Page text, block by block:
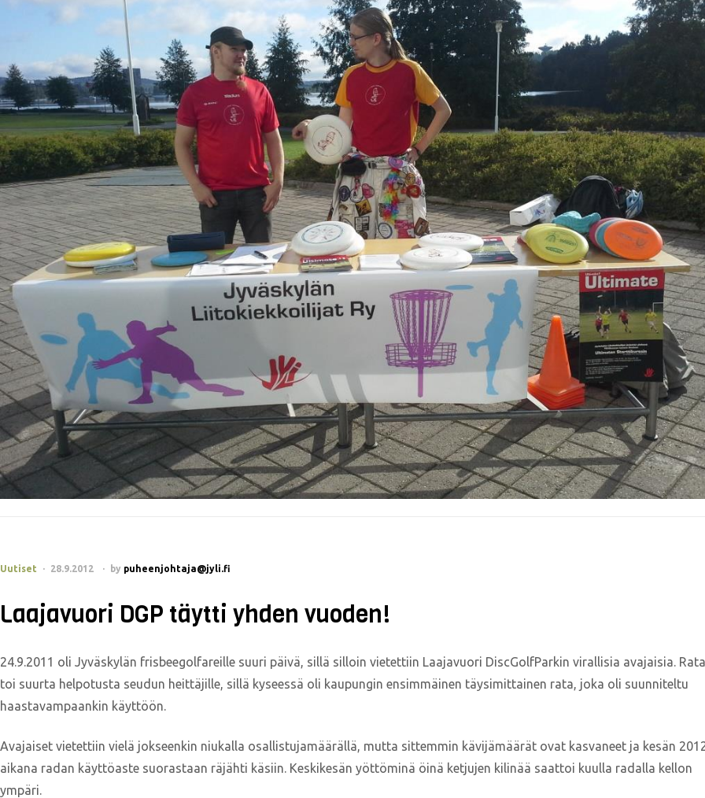
Uutiset 28.9.2012 by puheenjohtaja@jyli.fi
Laajavuori DGP täytti yhden vuoden!
24.9.2011 oli Jyväskylän frisbeegolfareille suuri päivä, sillä silloin vietettiin Laajavuori DiscGolfParkin virallisia avajaisia. Rata
toi suurta helpotusta seudun heittäjille, sillä kyseessä oli kaupungin ensimmäinen täysimittainen rata, joka oli suunniteltu
haastavampaankin käyttöön.
Avajaiset vietettiin vielä jokseenkin niukalla osallistujamäärällä, mutta sittemmin kävijämäärät ovat kasvaneet ja kesän
aikana radan käyttöaste suorastaan räjähti käsiin. Keskikesän yöttöminä öinä ketjujen kilinää saattoi kuulla radalla kellon
ympäri.